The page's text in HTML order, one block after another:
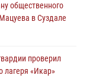
Росгвардейскую
общественного
в Суздале
проверил
лагеря «Икар»